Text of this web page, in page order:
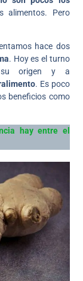
alimentos. Pero
hace dos
. Hoy es el turno
su origen y a
. Es poco
beneficios como
hay entre el